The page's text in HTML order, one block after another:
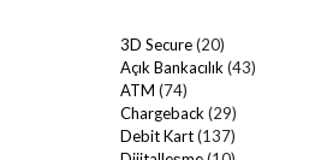
3D Secure(20)
Açık Bankacılık (43)
ATM (74)
Chargeback (29)
Debit Kart(137)